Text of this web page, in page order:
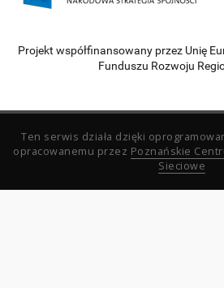
Projekt współfinansowany przez Unię
Funduszu Rozwoju
Ten serwis działa dzięki
opracowanemu przez Poznańskie
Sieciowe